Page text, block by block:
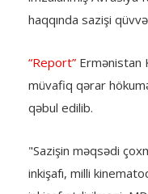
haqqında sazişi
“Report” Ermənistan
müvafiq qərar
qəbul edilib.
"Sazişin məqsədi
inkişafı, milli